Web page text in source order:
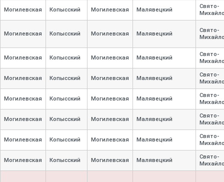
Могилевская Копысский Могилевская Малявецкий
Свято-
Могилевская Копысский Могилевская Малявецкий
Свято-
Могилевская Копысский Могилевская Малявецкий
Свято-
Могилевская Копысский Могилевская Малявецкий
Свято-
Могилевская Копысский Могилевская Малявецкий
Свято-
Могилевская Копысский Могилевская Малявецкий
Свято-
Могилевская Копысский Могилевская Малявецкий
Свято-
Могилевская Копысский Могилевская Малявецкий
Свято-